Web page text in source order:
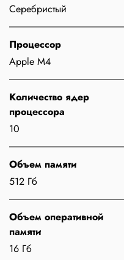
Серебристый
Процессор
Apple M4
Количество ядер
процессора
10
Объем памяти
512 Гб
Объем оперативной
памяти
16 Гб